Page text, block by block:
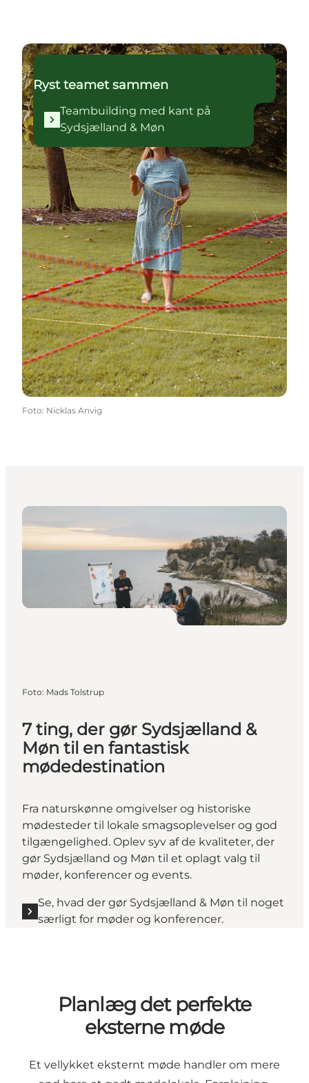
Teambuilding med kant på Sydsjælland & Møn
Ryst teamet sammen
Teambuilding med kant på
Sydsjælland & Møn
Foto: Nicklas Anvig
Foto: Mads Tolstrup
7 ting, der gør Sydsjælland &
Møn til en fantastisk
mødedestination
Fra naturskønne omgivelser og historiske
mødesteder til lokale smagsoplevelser og god
tilgængelighed. Oplev syv af de kvaliteter, der
gør Sydsjælland og Møn til et oplagt valg til
møder, konferencer og events.
Se, hvad der gør Sydsjælland & Møn til noget
særligt for møder og konferencer.
Planlæg det perfekte
eksterne møde
Et vellykket eksternt møde handler om mere